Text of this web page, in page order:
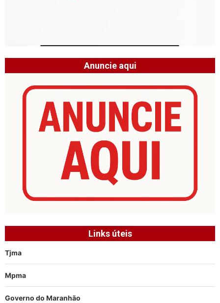
Anuncie aqui
Links úteis
Tjma
Mpma
Governo do Maranhão